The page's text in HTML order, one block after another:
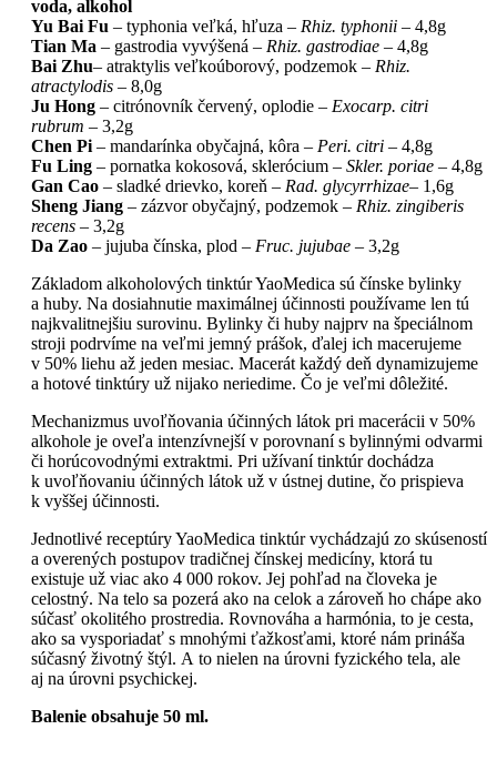
voda, alkohol
Yu Bai Fu – typhonia veľká, hľuza – Rhiz. typhonii – 4,8g
Tian Ma – gastrodia vyvýšená – Rhiz. gastrodiae – 4,8g
Bai Zhu– atraktylis veľkoúborový, podzemok – Rhiz.
atractylodis – 8,0g
Ju Hong – citrónovník červený, oplodie – Exocarp. citri
rubrum – 3,2g
Chen Pi – mandarínka obyčajná, kôra – Peri. citri – 4,8g
Fu Ling – pornatka kokosová, sklerócium – Skler. poriae – 4,8g
Gan Cao – sladké drievko, koreň – Rad. glycyrrhizae– 1,6g
Sheng Jiang – zázvor obyčajný, podzemok – Rhiz. zingiberis
recens – 3,2g
Da Zao – jujuba čínska, plod – Fruc. jujubae – 3,2g
Základom alkoholových tinktúr YaoMedica sú čínske bylinky
a huby. Na dosiahnutie maximálnej účinnosti používame len tú
najkvalitnejšiu surovinu. Bylinky či huby najprv na špeciálnom
stroji podrvíme na veľmi jemný prášok, ďalej ich macerujeme
v 50% liehu až jeden mesiac. Macerát každý deň dynamizujeme
a hotové tinktúry už nijako neriedime. Čo je veľmi dôležité.
Mechanizmus uvoľňovania účinných látok pri macerácii v 50%
alkohole je oveľa intenzívnejší v porovnaní s bylinnými odvarmi
či horúcovodnými extraktmi. Pri užívaní tinktúr dochádza
k uvoľňovaniu účinných látok už v ústnej dutine, čo prispieva
k vyššej účinnosti.
Jednotlivé receptúry YaoMedica tinktúr vychádzajú zo skúseností
a overených postupov tradičnej čínskej medicíny, ktorá tu
existuje už viac ako 4 000 rokov. Jej pohľad na človeka je
celostný. Na telo sa pozerá ako na celok a zároveň ho chápe ako
súčasť okolitého prostredia. Rovnováha a harmónia, to je cesta,
ako sa vysporiadať s mnohými ťažkosťami, ktoré nám prináša
súčasný životný štýl. A to nielen na úrovni fyzického tela, ale
aj na úrovni psychickej.
Balenie obsahuje 50 ml.